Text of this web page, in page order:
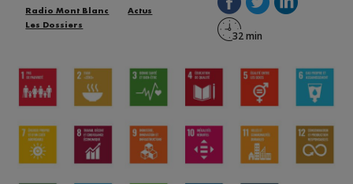
Radio Mont Blanc
Actus
Les Dossiers